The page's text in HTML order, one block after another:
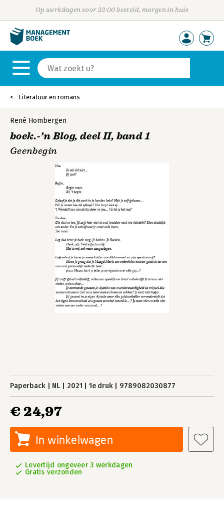
Op werkdagen voor 23:00 besteld, morgen in huis
Literatuur en romans
René Hombergen
boek.-’n Blog, deel II, band 1
Geenbegin
Paperback NL 2021 1e druk 9789082030877
€ 24,97
In winkelwagen
Levertijd ongeveer 3 werkdagen
Gratis verzonden